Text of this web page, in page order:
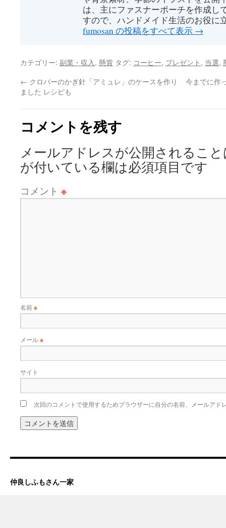
は、主にファスナーポーチを作成し
すので、ハンドメイド生活のお役に
fumosan の投稿をすべて表示 →
カテゴリー: 副業・収入, 懸賞 タグ: コーヒー, プレゼント, 当選,
← クロバーのかぎ針「アミュレ」のケースを作り
ました レシピも
今までに作
コメントを残す
メールアドレスが公開されるこ
が付いている欄は必須項目です
コメント ※
名前※
メール※
サイト
次回のコメントで使用するためブラウザーに自分の名前、メールアド
仲良しふもさん一家